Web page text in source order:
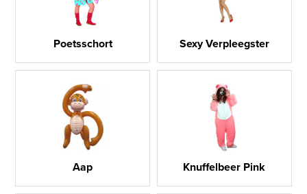
Poetsschort Sexy Verpleegster
Aap Knuffelbeer Pink